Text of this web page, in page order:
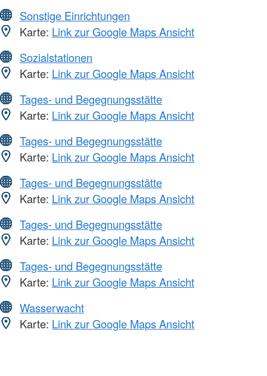
Sonstige Einrichtungen
Karte: Link zur Google Maps Ansicht
Sozialstationen
Karte: Link zur Google Maps Ansicht
Tages- und Begegnungsstätte
Karte: Link zur Google Maps Ansicht
Tages- und Begegnungsstätte
Karte: Link zur Google Maps Ansicht
Tages- und Begegnungsstätte
Karte: Link zur Google Maps Ansicht
Tages- und Begegnungsstätte
Karte: Link zur Google Maps Ansicht
Tages- und Begegnungsstätte
Karte: Link zur Google Maps Ansicht
Wasserwacht
Karte: Link zur Google Maps Ansicht